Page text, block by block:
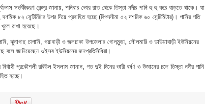
সর্তকীকরণ কেন্দ্র জানায়, শনিবার ভোর রাত থেকে তিস্তা নদীর পানি হু হু করে বাড়তে থাকে। যা
৮২ সেন্টিমিটার উপর দিয়ে প্রবাহিত হচ্ছে (বিপদসীমা ৫২ দশমিক ৬০ সেন্টিমিটার)। পানির গতি
খুলে রাখা হয়েছে।
ঝুনাগাছ চাপানি, গয়াবাড়ী ও জলঢাকা উপজেলার গোলমুন্ডা, শৌলমারি ও ডাউয়াবাড়ী ইউনিয়নের
বলে জানিয়েছেন ওইসব ইউনিয়নের জনপ্রতিনিধিরা।
নির্বাহী প্রকৌশলী রবিউল ইসলাম জানান, গত দুই দিনের ভারী বর্ষণ ও উজানের ঢলে তিস্তা নদীর পানি
হচ্ছে।